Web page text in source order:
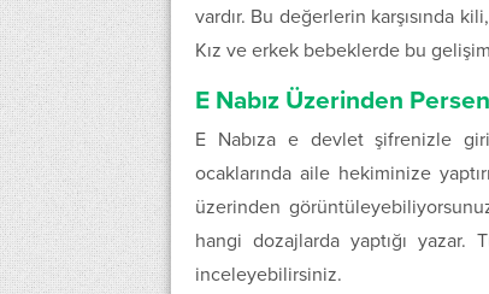
vardır. Bu değerlerin karşısında
Kız ve erkek bebeklerde bu
E Nabız Üzerinden
E Nabıza e devlet şifrenizle
ocaklarında aile hekiminize
üzerinden
hangi dozajlarda yaptığı yazar.
inceleyebilirsiniz.